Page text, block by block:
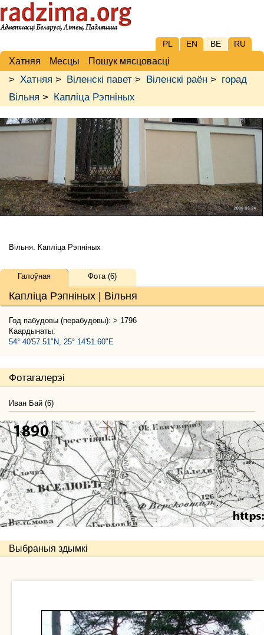
PL EN BE RU
Хатняя Месцы Пошук мясцовасці
> Хатняя > Віленскі павет > Віленскі раён > горад
Вільня > Капліца Рэпніных
Вільня. Капліца Рэпніных
Капліца Рэпніных | Вільня
Галоўная Фота (6)
Год пабудовы (перабудовы): > 1796
Каардынаты:
54° 40'57.51"N, 25° 14'51.60"E
Фотагалерэі
Иван Бай (6)
Выбраныя здымкі